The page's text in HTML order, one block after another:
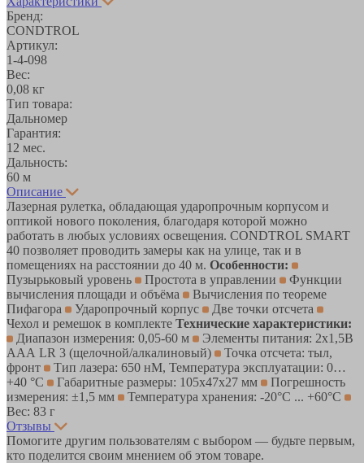
Бренд:
CONDTROL
Артикул:
1-4-098
Вес:
0,08 кг
Тип товара:
Дальномер
Гарантия:
12 мес.
Дальность:
60 м
Описание
Лазерная рулетка, обладающая ударопрочным корпусом и
оптикой нового поколения, благодаря которой можно
работать в любых условиях освещения. CONDTROL SMART
40 позволяет проводить замеры как на улице, так и в
помещениях на расстоянии до 40 м. Особенности:
Пузырьковый уровень
Простота в управлении
Функции
вычисления площади и объёма
Вычисления по теореме
Пифагора
Ударопрочный корпус
Две точки отсчета
Чехол и ремешок в комплекте Технические характеристики:
Диапазон измерения: 0,05-60 м
Элементы питания: 2х1,5В
ААА LR 3 (щелочной/алкалиновый)
Точка отсчета: тыл,
фронт
Тип лазера: 650 нМ, Температура эксплуатации: 0…
+40 °С
Габаритные размеры: 105х47х27 мм
Погрешность
измерения: ±1,5 мм
Температура хранения: -20°C ... +60°C
Вес: 83 г
Отзывы
Помогите другим пользователям с выбором — будьте первым,
кто поделится своим мнением об этом товаре.